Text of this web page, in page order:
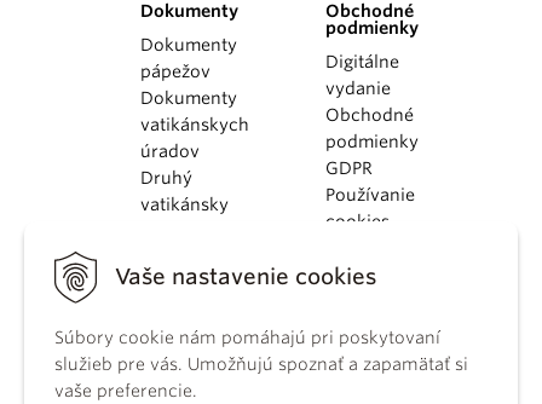
Vaše nastavenie cookies
Súbory cookie nám pomáhajú pri poskytovaní
služieb pre vás. Umožňujú spoznať a zapamätať si
vaše preferencie.
Dokumenty
Dokumenty
pápežov
Dokumenty
vatikánskych
úradov
Druhý
vatikánsky
KBS
kánonického
práva
Katechizmus
Obchodné
podmienky
Digitálne
vydanie
Obchodné
podmienky
GDPR
Používanie
cookies